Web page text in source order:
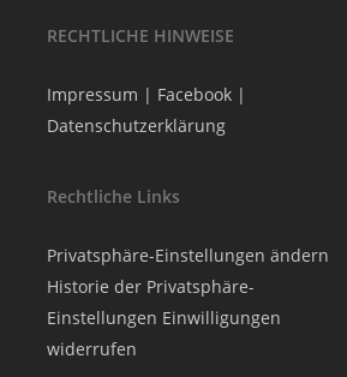
RECHTLICHE HINWEISE
Impressum | Facebook |
Datenschutzerklärung
Rechtliche Links
Privatsphäre-Einstellungen ändern
Historie der Privatsphäre-
Einstellungen Einwilligungen
widerrufen